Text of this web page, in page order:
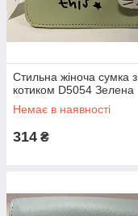
Стильна жіноча сумка з
котиком D5054 Зелена
Немає в наявності
314 ₴